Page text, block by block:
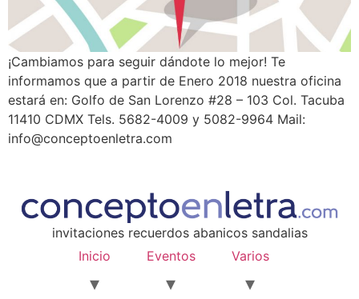
¡Cambiamos para seguir dándote lo mejor! Te
informamos que a partir de Enero 2018 nuestra oficina
estará en: Golfo de San Lorenzo #28 – 103 Col. Tacuba
11410 CDMX Tels. 5682-4009 y 5082-9964 Mail:
info@conceptoenletra.com
invitaciones recuerdos abanicos sandalias
Inicio
Eventos Varios